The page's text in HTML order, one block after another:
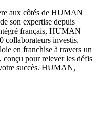
aux côtés de HUMAN
son expertise depuis
français, HUMAN
collaborateurs investis.
en franchise à travers un
pour relever les défis
succès. HUMAN,